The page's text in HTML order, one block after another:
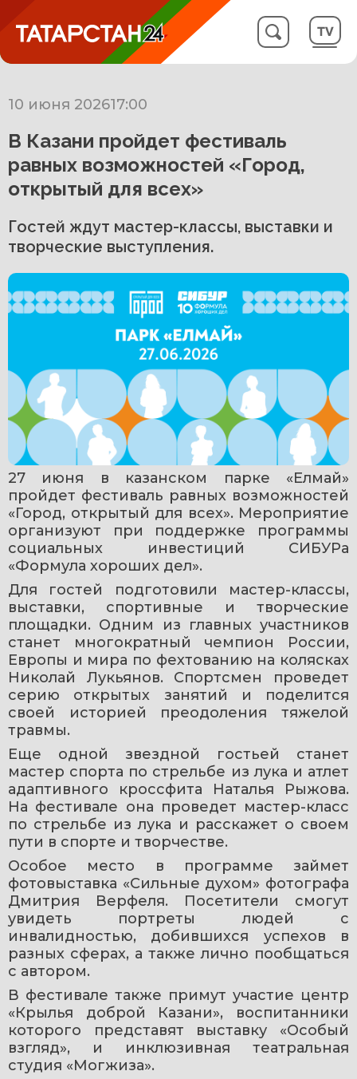
10 июня 202617:00
В Казани пройдет фестиваль
равных возможностей «Город,
открытый для всех»
Гостей ждут мастер-классы, выставки и
творческие выступления.
27 июня в казанском парке «Елмай»
пройдет фестиваль равных возможностей
«Город, открытый для всех». Мероприятие
организуют при поддержке программы
социальных инвестиций СИБУРа
«Формула хороших дел».
Для гостей подготовили мастер-классы,
выставки, спортивные и творческие
площадки. Одним из главных участников
станет многократный чемпион России,
Европы и мира по фехтованию на колясках
Николай Лукьянов. Спортсмен проведет
серию открытых занятий и поделится
своей историей преодоления тяжелой
травмы.
Еще одной звездной гостьей станет
мастер спорта по стрельбе из лука и атлет
адаптивного кроссфита Наталья Рыжова.
На фестивале она проведет мастер-класс
по стрельбе из лука и расскажет о своем
пути в спорте и творчестве.
Особое место в программе займет
фотовыставка «Сильные духом» фотографа
Дмитрия Верфеля. Посетители смогут
увидеть портреты людей с
инвалидностью, добившихся успехов в
разных сферах, а также лично пообщаться
с автором.
В фестивале также примут участие центр
«Крылья доброй Казани», воспитанники
которого представят выставку «Особый
взгляд», и инклюзивная театральная
студия «Могжиза».